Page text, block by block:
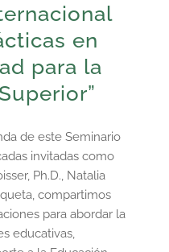
en
para la
de este Seminario
invitadas como
Ph.D., Natalia
compartimos
para abordar la
educativas,